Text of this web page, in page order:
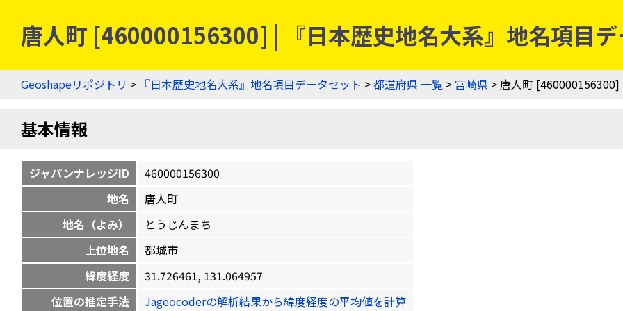
唐人町 [460000156300] | 『日本歴史地名大系』地名項目デ
Geoshapeリポジトリ > 『日本歴史地名大系』地名項目データセット >都道府県 一覧 > 宮崎県 > 唐人町 [460000156300]
基本情報
ジャパンナレッジID
460000156300
地名
唐人町
地名（よみ）
とうじんまち
上位地名
都城市
緯度経度
31.726461, 131.064957
位置の推定手法
Jageocoderの解析結果から緯度経度の平均値を計算